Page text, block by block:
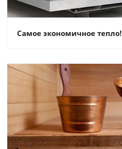
Самое экономичное тепло!